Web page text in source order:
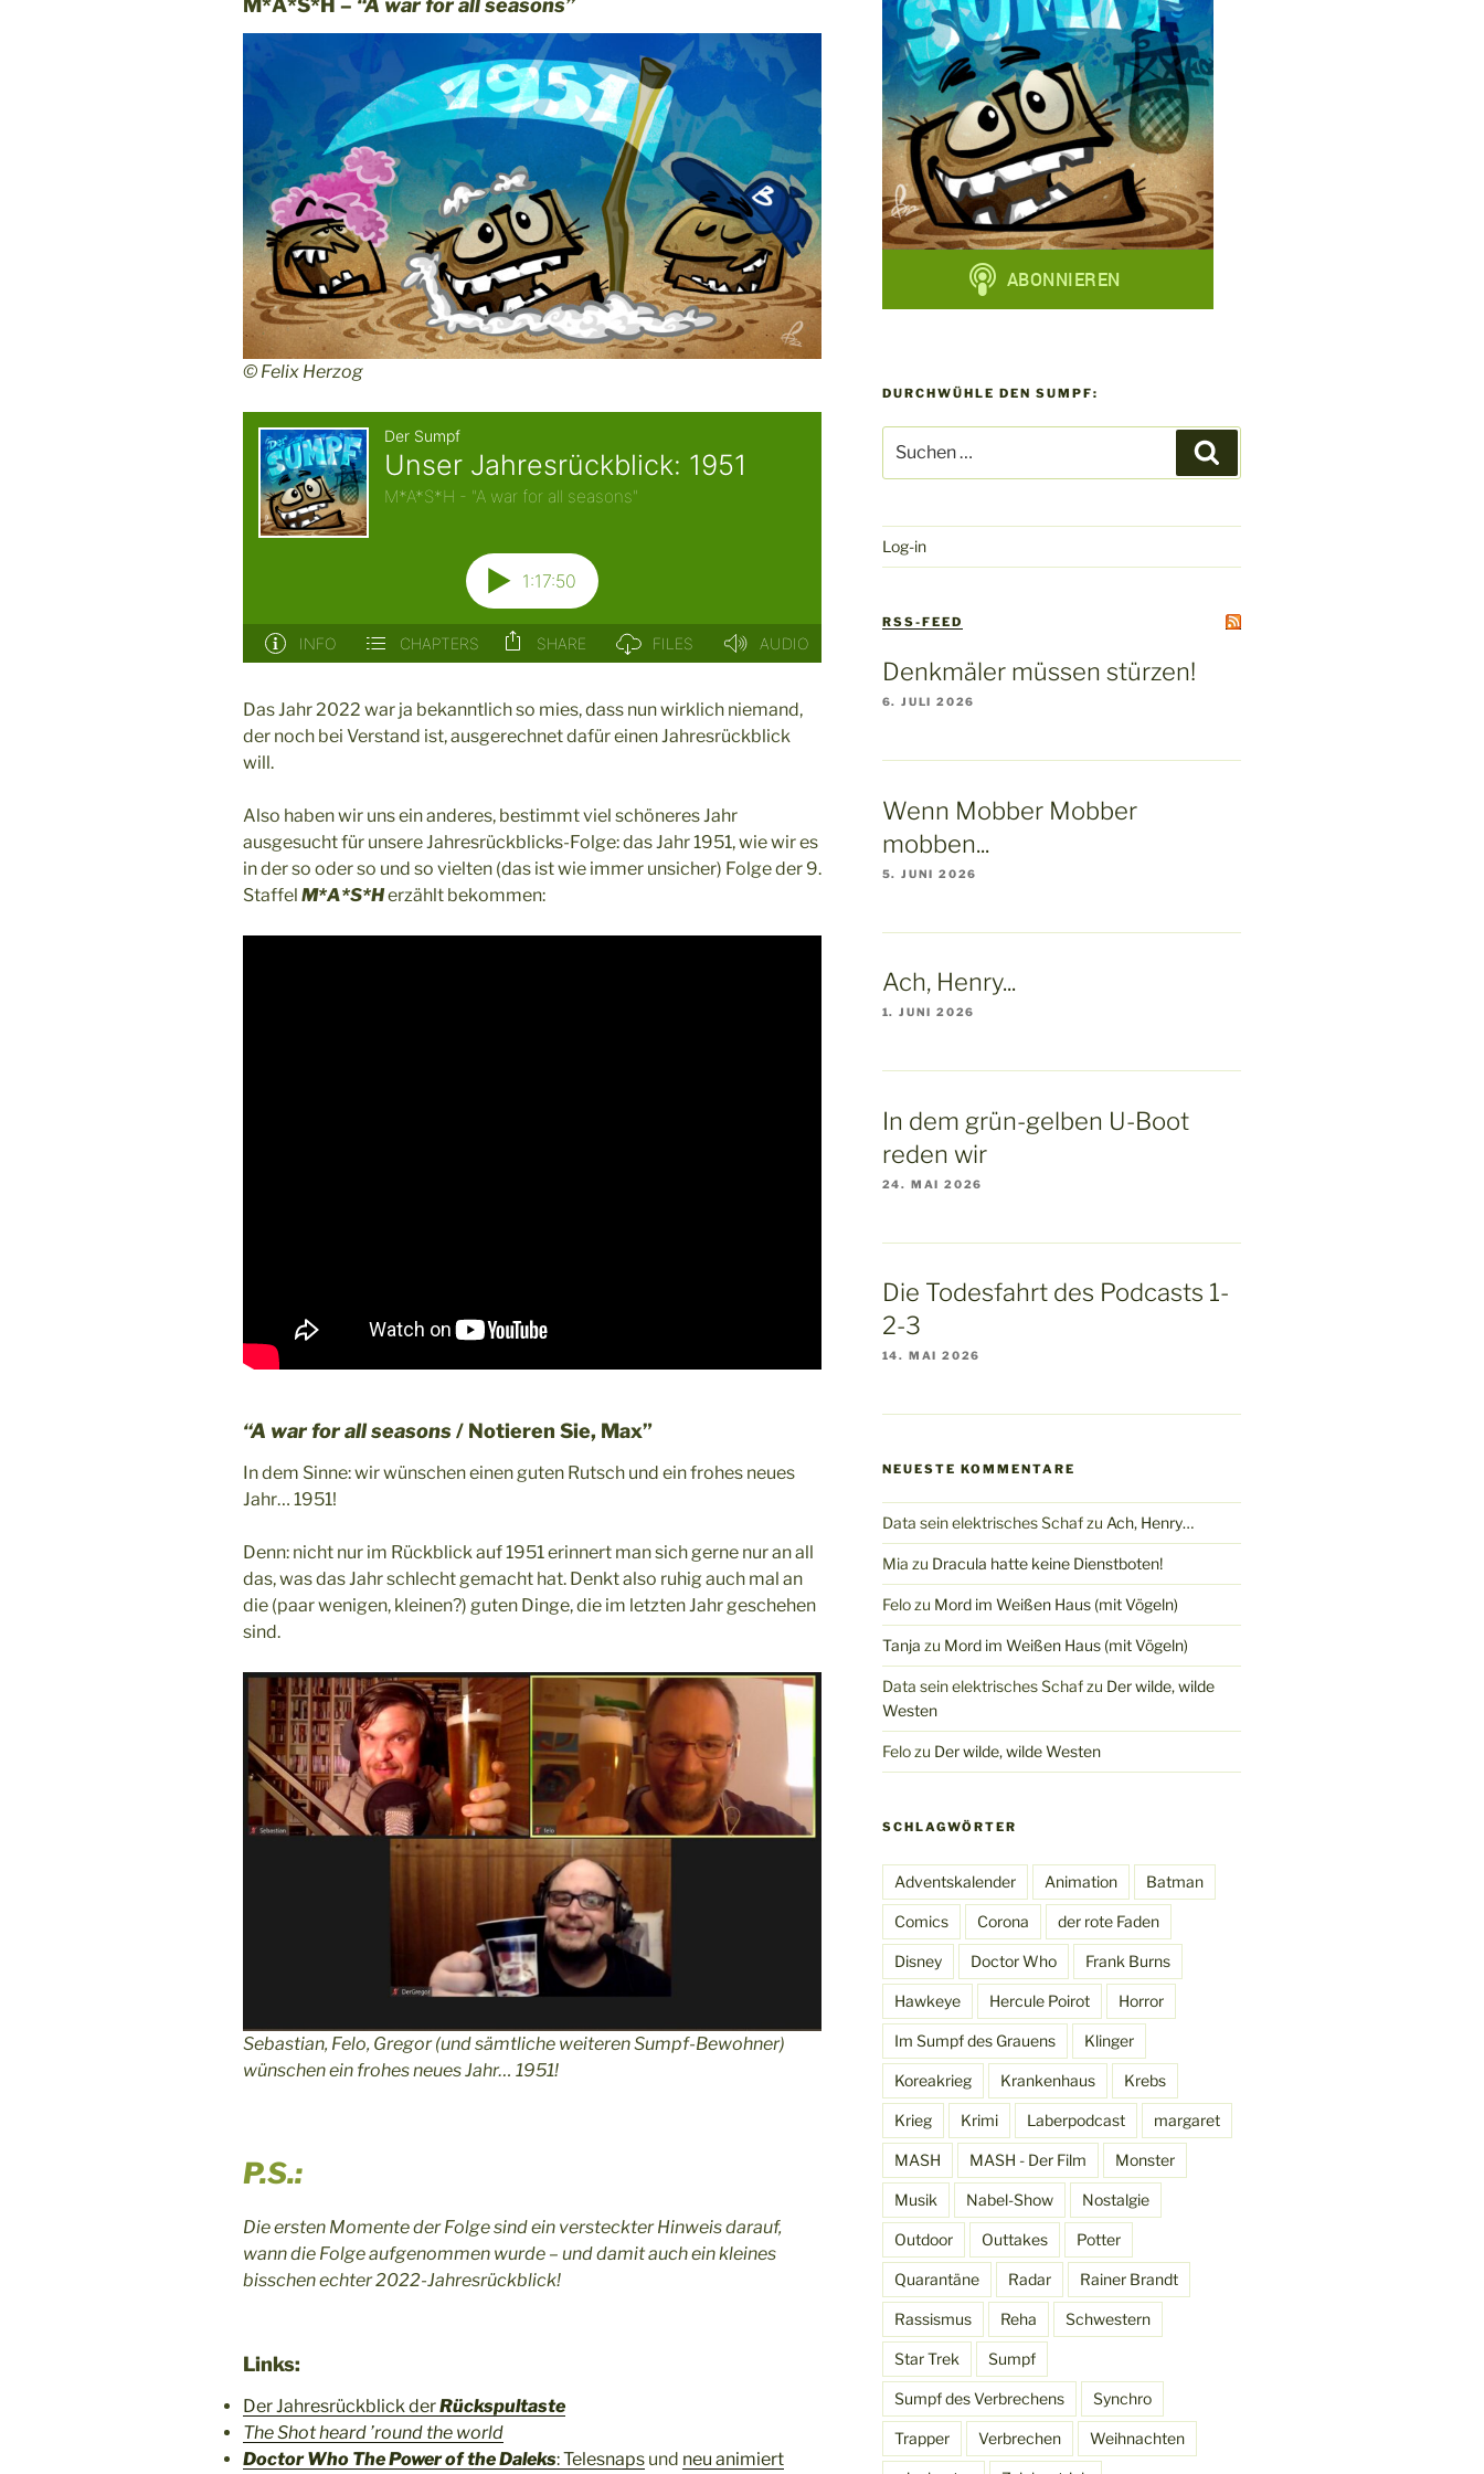
© Felix Herzog
Das Jahr 2022 war ja bekanntlich so mies, dass nun wirklich niemand,
der noch bei Verstand ist, ausgerechnet dafür einen Jahresrückblick
will.
Also haben wir uns ein anderes, bestimmt viel schöneres Jahr
ausgesucht für unsere Jahresrückblicks-Folge: das Jahr 1951, wie wir es
in der so oder so und so vielten (das ist wie immer unsicher) Folge der 9.
Staffel M*A*S*Herzählt bekommen:
“A war for all seasons/ Notieren Sie, Max”
In dem Sinne: wir wünschen einen guten Rutsch und ein frohes neues
Jahr… 1951!
Denn: nicht nur im Rückblick auf 1951 erinnert man sich gerne nur an all
das, was das Jahr schlecht gemacht hat. Denkt also ruhig auch mal an
die (paar wenigen, kleinen?) guten Dinge, die im letzten Jahr geschehen
sind.
Sebastian, Felo, Gregor (und sämtliche weiteren Sumpf-Bewohner)
wünschen ein frohes neues Jahr… 1951!
P.S.:
Die ersten Momente der Folge sind ein versteckter Hinweis darauf,
wann die Folge aufgenommen wurde – und damit auch ein kleines
bisschen echter 2022-Jahresrückblick!
Links:
Der Jahresrückblick derRückspultaste
The Shot heard ’round the world
Doctor Who The Power of the Daleks: Telesnaps und neu animiert
DURCHWÜHLE DEN SUMPF:
nach:
Log-in
RSS-FEED
Denkmäler müssen stürzen!
6. JULI 2026
Wenn Mobber Mobber
mobben...
5. JUNI 2026
Ach, Henry...
1. JUNI 2026
In dem grün-gelben U-Boot
reden wir
24. MAI 2026
Die Todesfahrt des Podcasts 1-
2-3
14. MAI 2026
NEUESTE KOMMENTARE
Data sein elektrisches Schafzu Ach, Henry…
Mia zu Dracula hatte keine Dienstboten!
Felozu Mord im Weißen Haus (mit Vögeln)
Tanja zu Mord im Weißen Haus (mit Vögeln)
Data sein elektrisches Schafzu Der wilde, wilde
Westen
Felozu Der wilde, wilde Westen
SCHLAGWÖRTER
Adventskalender Animation Batman
Comics Corona der rote Faden
Disney Doctor Who Frank Burns
Hawkeye Hercule Poirot Horror
Im Sumpf des Grauens Klinger
Koreakrieg Krankenhaus Krebs
Krieg Krimi Laberpodcast margaret
MASH MASH - Der Film Monster
Musik Nabel-Show Nostalgie
Outdoor Outtakes Potter
Quarantäne Radar Rainer Brandt
Rassismus Reha Schwestern
Star Trek Sumpf
Sumpf des Verbrechens Synchro
Trapper Verbrechen Weihnachten